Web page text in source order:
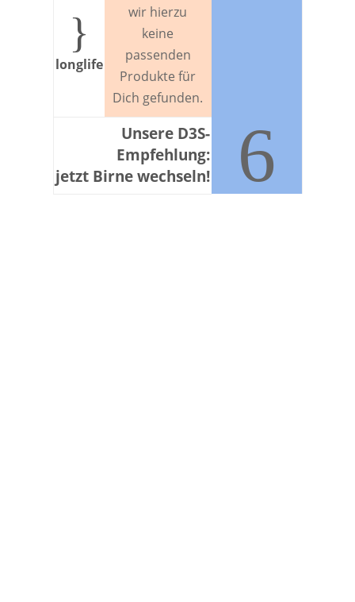
}
longlife
wir hierzu
keine
passenden
Produkte für
Dich gefunden.
Unsere D3S-
Empfehlung:
jetzt Birne wechseln!
6